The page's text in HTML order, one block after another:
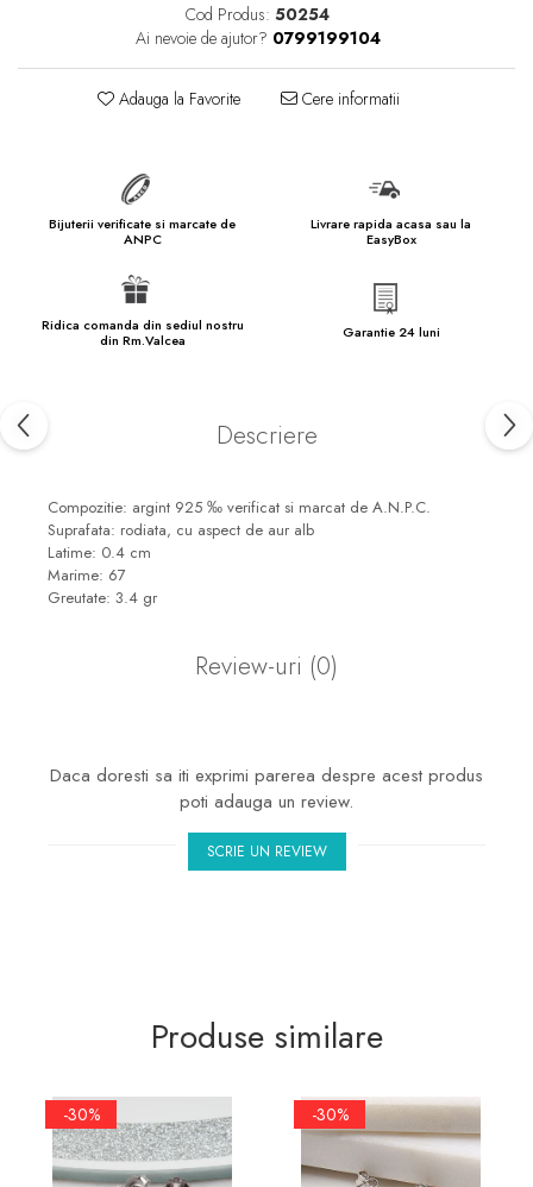
marimea 60
marimea 61
marimea 64
marimea 65
marimea 66
marimea 67
marimea 68
marime reglabila
marimea 50
marimea 51
marimea 52
marimea 53
marimea 58
Cod Produs: 50254
Ai nevoie de ajutor? 0799199104
Adauga la Favorite Cere informatii
Bijuterii verificate si marcate de
ANPC
Livrare rapida acasa sau la
EasyBox
Ridica comanda din sediul nostru
din Rm.Valcea
Garantie 24 luni
Descriere
Compozitie: argint 925 ‰ verificat si marcat de A.N.P.C.
Suprafata: rodiata, cu aspect de aur alb
Latime: 0.4 cm
Marime: 67
Greutate: 3.4 gr
Review-uri (0)
Daca doresti sa iti exprimi parerea despre acest produs
poti adauga un review.
SCRIE UN REVIEW
Produse similare
-30% -30%